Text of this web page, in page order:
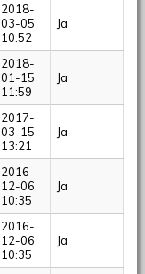
2018-
03-05
10:52
Ja
2018-
01-15
11:59
Ja
2017-
03-15
13:21
Ja
2016-
12-06
10:35
Ja
2016-
12-06
10:35
Ja